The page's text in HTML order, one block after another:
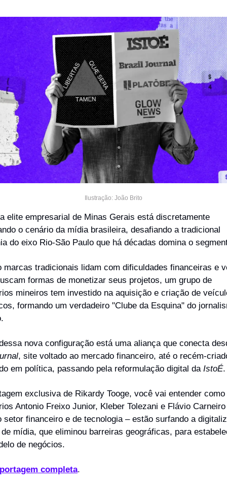
Ilustração: João Brito
elite empresarial de Minas Gerais está discretamente
o cenário da mídia brasileira, desafiando a tradicional
do eixo Rio-São Paulo que há décadas domina o
marcas tradicionais lidam com dificuldades financeiras e
formas de monetizar seus projetos, um grupo de
mineiros tem investido na aquisição e criação de
formando um verdadeiro "Clube da Esquina" do
, site voltado ao mercado financeiro, até o recém-
em política, passando pela reformulação digital da IstoÉ.
exclusiva de Rikardy Tooge, você vai entender como
Antonio Freixo Junior, Kleber Tolezani e Flávio
setor financeiro e de tecnologia – estão surfando a
mídia, que eliminou barreiras geográficas, para
de negócios.
completa.